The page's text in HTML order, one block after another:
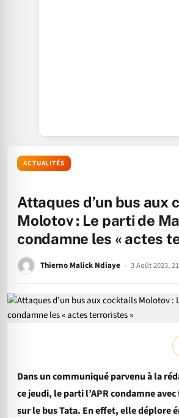
ACTUALITÉS
Attaques d’un bus aux
Molotov : Le parti de
condamne les « actes
Thierno Malick Ndiaye 3 Août 2023,
Dans un communiqué parvenu à la
ce jeudi, le parti l’APR condamne
sur le bus Tata. En effet, elle déplore